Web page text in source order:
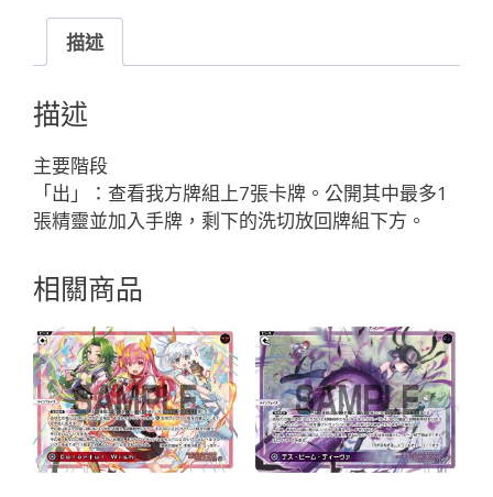
ば
ぶ
る
「白
色
輔
助
分
タ
（小
玉）
LV1
」
數
量
描述
描述
主要階段
「出」：查看我方牌組上7張卡牌。公開其中最多1
張精靈並加入手牌，剩下的洗切放回牌組下方。
相關商品